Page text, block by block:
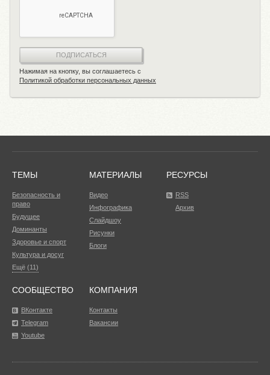
ПОДПИСАТЬСЯ
Нажимая на кнопку, вы соглашаетесь с
Политикой обработки персональных данных
ТЕМЫ
Безопасность и
право
Будущее
Доминанты
Здоровье и спорт
Культура и досуг
Ещё (11)
МАТЕРИАЛЫ
Видео
Инфографика
Слайдшоу
Рисунки
Блоги
РЕСУРСЫ
RSS
Архив
СООБЩЕСТВО
ВКонтакте
Telegram
Youtube
КОМПАНИЯ
Контакты
Вакансии